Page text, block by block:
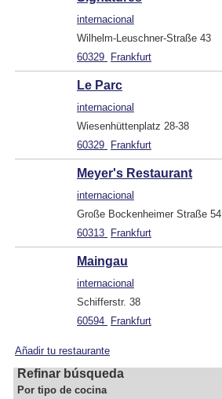
internacional
Wilhelm-Leuschner-Straße 43
60329 Frankfurt
Le Parc
internacional
Wiesenhüttenplatz 28-38
60329 Frankfurt
Meyer's Restaurant
internacional
Große Bockenheimer Straße 54
60313 Frankfurt
Maingau
internacional
Schifferstr. 38
60594 Frankfurt
Añadir tu restaurante
Refinar búsqueda
Por tipo de cocina